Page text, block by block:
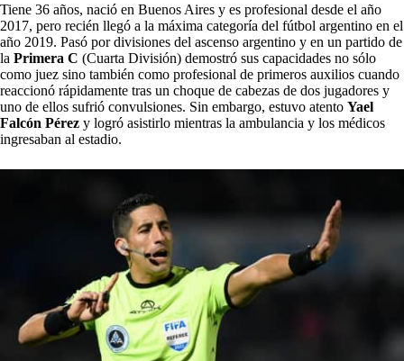
Tiene 36 años, nació en Buenos Aires y es profesional desde el año
2017, pero recién llegó a la máxima categoría del fútbol argentino en el
año 2019. Pasó por divisiones del ascenso argentino y en un partido de
la Primera C (Cuarta División) demostró sus capacidades no sólo
como juez sino también como profesional de primeros auxilios cuando
reaccionó rápidamente tras un choque de cabezas de dos jugadores y
uno de ellos sufrió convulsiones. Sin embargo, estuvo atento Yael
Falcón Pérez y logró asistirlo mientras la ambulancia y los médicos
ingresaban al estadio.